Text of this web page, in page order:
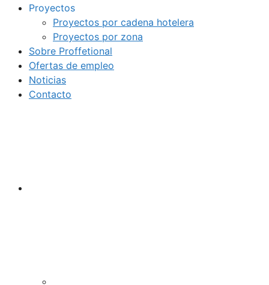
Proyectos
Proyectos por cadena hotelera
Proyectos por zona
Sobre Proffetional
Ofertas de empleo
Noticias
Contacto